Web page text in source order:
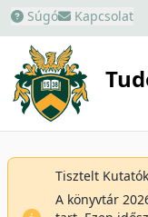
Súgó Kapcsolat
Tisztelt
A könyvtár